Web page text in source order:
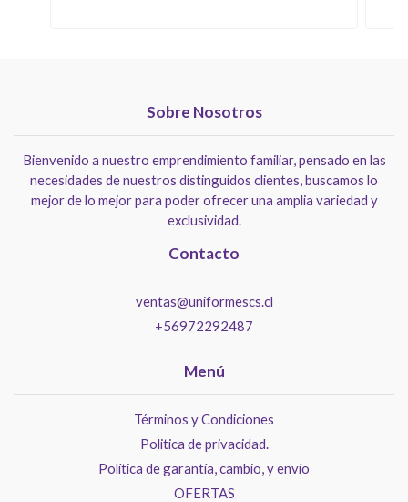
Sobre Nosotros
Bienvenido a nuestro emprendimiento familiar, pensado en las
necesidades de nuestros distinguidos clientes, buscamos lo
mejor de lo mejor para poder ofrecer una amplia variedad y
exclusividad.
Contacto
ventas@uniformescs.cl
+56972292487
Menú
Términos y Condiciones
Politica de privacidad.
Política de garantía, cambio, y envío
OFERTAS